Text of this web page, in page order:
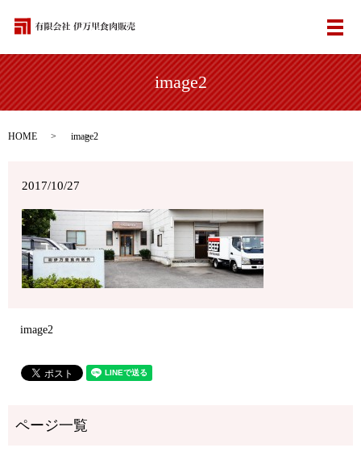
メ
image2
HOME image2
2017/10/27
image2